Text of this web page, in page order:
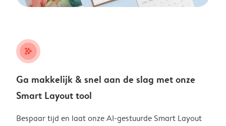
stars_plus
Ga makkelijk & snel aan de slag met onze
Smart Layout tool
Bespaar tijd en laat onze AI-gestuurde Smart Layout